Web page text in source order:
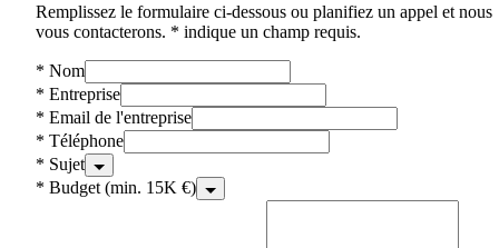
Remplissez le formulaire ci-dessous ou planifiez un appel et nous
vous contacterons. * indique un champ requis.
* Nom
* Entreprise
* Email de l'entreprise
* Téléphone
* Sujet
* Budget (min. 15K €)